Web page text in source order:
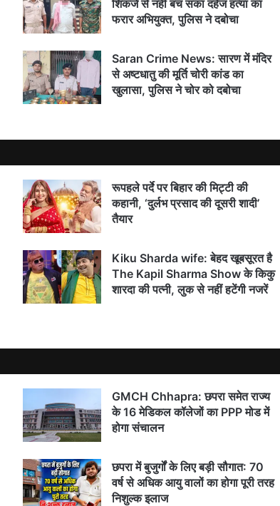
शिकंजे से नहीं बच सका दहेज हत्या का
फरार अभियुक्त, पुलिस ने दबोचा
Saran Crime News: सारण में मंदिर
से अष्टधातु की मूर्ति चोरी कांड का
खुलासा, पुलिस ने चोर को दबोचा
रूपहले पर्दे पर बिहार की मिट्टी की
कहानी, ‘दुर्लभ प्रसाद की दूसरी शादी’
तैयार
Kiku Sharda wife: बेहद खूबसूरत है
The Kapil Sharma Show के किकु
शारदा की पत्नी, लुक से नहीं हटेंगी नजरें
GMCH Chhapra: छपरा समेत राज्य
के 16 मेडिकल कॉलेजों का PPP मोड में
होगा संचालन
छपरा में बुजुर्गों के लिए बड़ी सौगात: 70
वर्ष से अधिक आयु वालों का होगा पूरी तरह
निशुल्क इलाज